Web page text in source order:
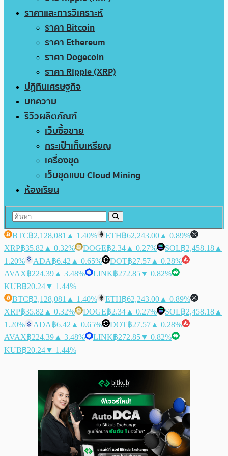
ราคาและการวิเคราะห์
ราคา Bitcoin
ราคา Ethereum
ราคา Dogecoin
ราคา Ripple (XRP)
ปฏิทินเศรษฐกิจ
บทความ
รีวิวผลิตภัณฑ์
เว็บซื้อขาย
กระเป๋าเก็บเหรียญ
เครื่องขุด
เว็บขุดแบบ Cloud Mining
ห้องเรียน
BTC฿2,128,081 ▲ 1.40% ETH฿62,243.00 ▲ 0.89%
XRP฿35.82 ▲ 0.32% DOGE฿2.34 ▲ 0.27% SOL฿2,458.18 ▲
1.20%
ADA฿6.42 ▲ 0.65% DOT฿27.57 ▲ 0.28%
AVAX฿224.39 ▲ 3.48% LINK฿272.85▼ 0.82%
KUB฿20.24▼ 1.44%
BTC฿2,128,081 ▲ 1.40% ETH฿62,243.00 ▲ 0.89%
XRP฿35.82 ▲ 0.32% DOGE฿2.34 ▲ 0.27% SOL฿2,458.18 ▲
1.20%
ADA฿6.42 ▲ 0.65% DOT฿27.57 ▲ 0.28%
AVAX฿224.39 ▲ 3.48% LINK฿272.85▼ 0.82%
KUB฿20.24▼ 1.44%